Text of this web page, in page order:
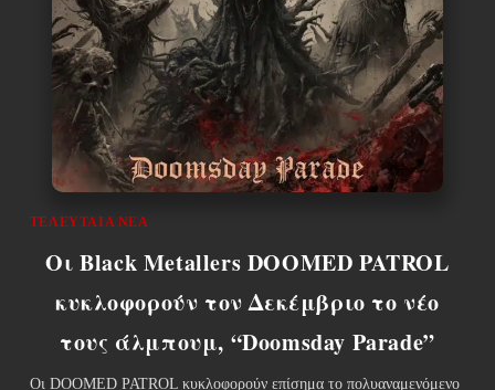
ΤΕΛΕΥΤΑΊΑ ΝΈΑ
Οι Black Metallers DOOMED PATROL
κυκλοφορούν τον Δεκέμβριο το νέο
τους άλμπουμ, “Doomsday Parade”
Οι DOOMED PATROL κυκλοφορούν επίσημα το πολυαναμενόμενο